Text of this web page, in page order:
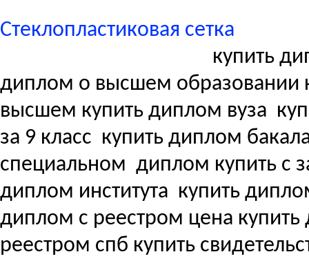
Стеклопластиковая сетка
купить
диплом о высшем образовании
высшем купить диплом вуза
за 9 класс купить диплом
специальном диплом купить с
диплом института купить
диплом с реестром цена
реестром спб купить